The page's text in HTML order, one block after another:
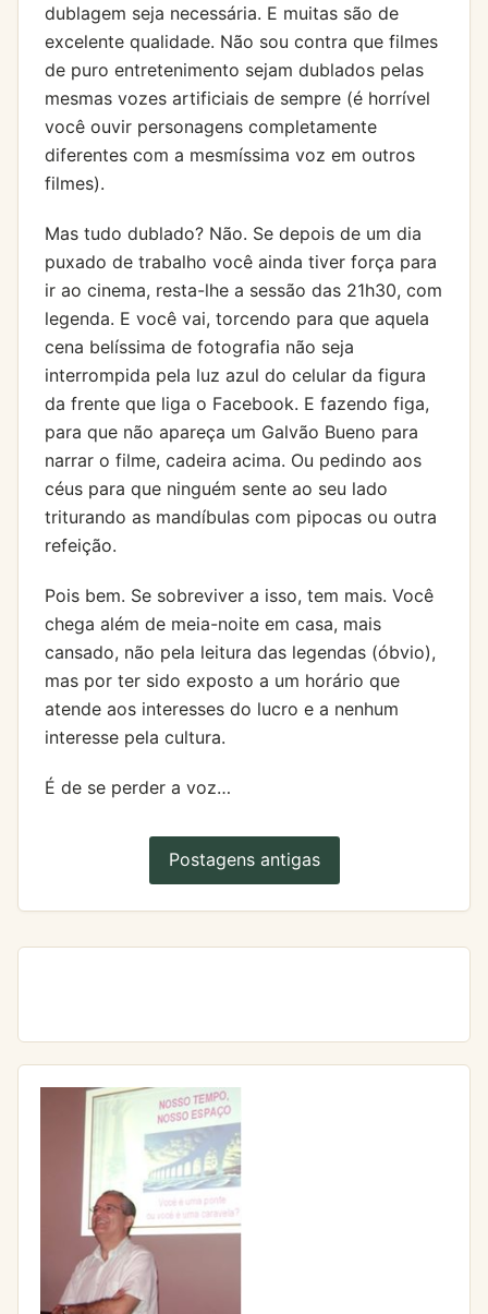
dublagem seja necessária. E muitas são de
excelente qualidade. Não sou contra que filmes
de puro entretenimento sejam dublados pelas
mesmas vozes artificiais de sempre (é horrível
você ouvir personagens completamente
diferentes com a mesmíssima voz em outros
filmes).
Mas tudo dublado? Não. Se depois de um dia
puxado de trabalho você ainda tiver força para
ir ao cinema, resta-lhe a sessão das 21h30, com
legenda. E você vai, torcendo para que aquela
cena belíssima de fotografia não seja
interrompida pela luz azul do celular da figura
da frente que liga o Facebook. E fazendo figa,
para que não apareça um Galvão Bueno para
narrar o filme, cadeira acima. Ou pedindo aos
céus para que ninguém sente ao seu lado
triturando as mandíbulas com pipocas ou outra
refeição.
Pois bem. Se sobreviver a isso, tem mais. Você
chega além de meia-noite em casa, mais
cansado, não pela leitura das legendas (óbvio),
mas por ter sido exposto a um horário que
atende aos interesses do lucro e a nenhum
interesse pela cultura.
É de se perder a voz…
Postagens antigas